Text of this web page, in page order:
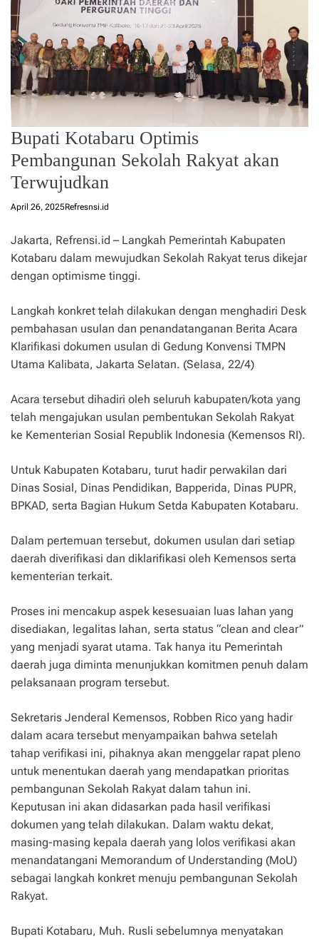
Bupati Kotabaru Optimis
Pembangunan Sekolah Rakyat akan
Terwujudkan
April 26, 2025Refresnsi.id
Jakarta, Refrensi.id – Langkah Pemerintah Kabupaten
Kotabaru dalam mewujudkan Sekolah Rakyat terus dikejar
dengan optimisme tinggi.
Langkah konkret telah dilakukan dengan menghadiri Desk
pembahasan usulan dan penandatanganan Berita Acara
Klarifikasi dokumen usulan di Gedung Konvensi TMPN
Utama Kalibata, Jakarta Selatan. (Selasa, 22/4)
Acara tersebut dihadiri oleh seluruh kabupaten/kota yang
telah mengajukan usulan pembentukan Sekolah Rakyat
ke Kementerian Sosial Republik Indonesia (Kemensos RI).
Untuk Kabupaten Kotabaru, turut hadir perwakilan dari
Dinas Sosial, Dinas Pendidikan, Bapperida, Dinas PUPR,
BPKAD, serta Bagian Hukum Setda Kabupaten Kotabaru.
Dalam pertemuan tersebut, dokumen usulan dari setiap
daerah diverifikasi dan diklarifikasi oleh Kemensos serta
kementerian terkait.
Proses ini mencakup aspek kesesuaian luas lahan yang
disediakan, legalitas lahan, serta status “clean and clear”
yang menjadi syarat utama. Tak hanya itu Pemerintah
daerah juga diminta menunjukkan komitmen penuh dalam
pelaksanaan program tersebut.
Sekretaris Jenderal Kemensos, Robben Rico yang hadir
dalam acara tersebut menyampaikan bahwa setelah
tahap verifikasi ini, pihaknya akan menggelar rapat pleno
untuk menentukan daerah yang mendapatkan prioritas
pembangunan Sekolah Rakyat dalam tahun ini.
Keputusan ini akan didasarkan pada hasil verifikasi
dokumen yang telah dilakukan. Dalam waktu dekat,
masing-masing kepala daerah yang lolos verifikasi akan
menandatangani Memorandum of Understanding (MoU)
sebagai langkah konkret menuju pembangunan Sekolah
Rakyat.
Bupati Kotabaru, Muh. Rusli sebelumnya menyatakan